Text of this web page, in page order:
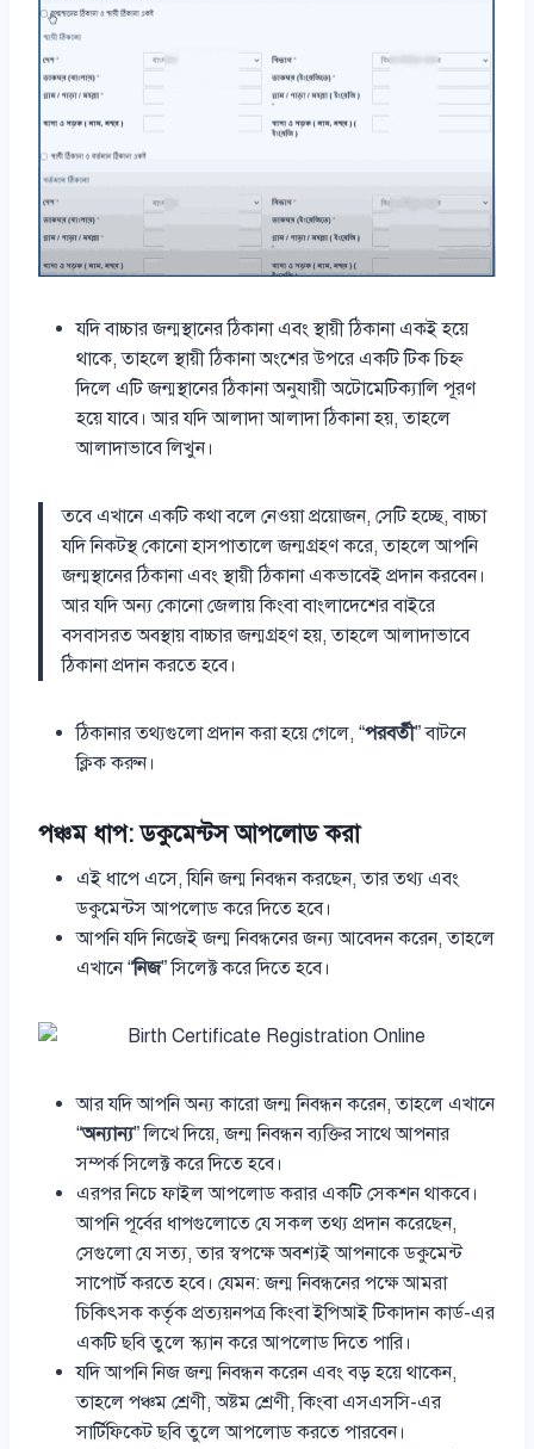
যদি বাচ্চার জন্মস্থানের ঠিকানা এবং স্থায়ী ঠিকানা একই হয়ে
থাকে, তাহলে স্থায়ী ঠিকানা অংশের উপরে একটি টিক চিহ্ন
দিলে এটি জন্মস্থানের ঠিকানা অনুযায়ী অটোমেটিক্যালি পূরণ
হয়ে যাবে। আর যদি আলাদা আলাদা ঠিকানা হয়, তাহলে
আলাদাভাবে লিখুন।
তবে এখানে একটি কথা বলে নেওয়া প্রয়োজন, সেটি হচ্ছে, বাচ্চা
যদি নিকটস্থ কোনো হাসপাতালে জন্মগ্রহণ করে, তাহলে আপনি
জন্মস্থানের ঠিকানা এবং স্থায়ী ঠিকানা একভাবেই প্রদান করবেন।
আর যদি অন্য কোনো জেলায় কিংবা বাংলাদেশের বাইরে
বসবাসরত অবস্থায় বাচ্চার জন্মগ্রহণ হয়, তাহলে আলাদাভাবে
ঠিকানা প্রদান করতে হবে।
ঠিকানার তথ্যগুলো প্রদান করা হয়ে গেলে, “পরবর্তী” বাটনে
ক্লিক করুন।
পঞ্চম ধাপ: ডকুমেন্টস আপলোড করা
এই ধাপে এসে, যিনি জন্ম নিবন্ধন করছেন, তার তথ্য এবং
ডকুমেন্টস আপলোড করে দিতে হবে।
আপনি যদি নিজেই জন্ম নিবন্ধনের জন্য আবেদন করেন, তাহলে
এখানে “নিজ” সিলেক্ট করে দিতে হবে।
আর যদি আপনি অন্য কারো জন্ম নিবন্ধন করেন, তাহলে এখানে
“অন্যান্য” লিখে দিয়ে, জন্ম নিবন্ধন ব্যক্তির সাথে আপনার
সম্পর্ক সিলেক্ট করে দিতে হবে।
এরপর নিচে ফাইল আপলোড করার একটি সেকশন থাকবে।
আপনি পূর্বের ধাপগুলোতে যে সকল তথ্য প্রদান করেছেন,
সেগুলো যে সত্য, তার স্বপক্ষে অবশ্যই আপনাকে ডকুমেন্ট
সাপোর্ট করতে হবে। যেমন: জন্ম নিবন্ধনের পক্ষে আমরা
চিকিৎসক কর্তৃক প্রত্যয়নপত্র কিংবা ইপিআই টিকাদান কার্ড-এর
একটি ছবি তুলে স্ক্যান করে আপলোড দিতে পারি।
যদি আপনি নিজ জন্ম নিবন্ধন করেন এবং বড় হয়ে থাকেন,
তাহলে পঞ্চম শ্রেণী, অষ্টম শ্রেণী, কিংবা এসএসসি-এর
সার্টিফিকেট ছবি তুলে আপলোড করতে পারবেন।